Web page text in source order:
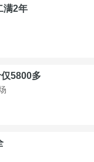
满2年
5800多